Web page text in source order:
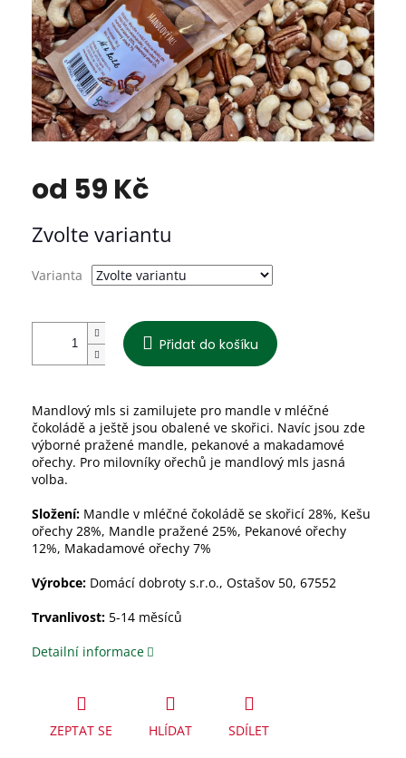
od 59 Kč
cena:
Zvolte variantu
Varianta
Přidat do košíku
Mandlový mls si zamilujete pro mandle v mléčné
čokoládě a ještě jsou obalené ve skořici. Navíc jsou zde
výborné pražené mandle, pekanové a makadamové
ořechy. Pro milovníky ořechů je mandlový mls jasná
volba.
Složení: Mandle v mléčné čokoládě se skořicí 28%, Kešu
ořechy 28%, Mandle pražené 25%, Pekanové ořechy
12%, Makadamové ořechy 7%
Výrobce: Domácí dobroty s.r.o., Ostašov 50, 67552
Trvanlivost: 5-14 měsíců
Detailní informace
ZEPTAT SE HLÍDAT SDÍLET